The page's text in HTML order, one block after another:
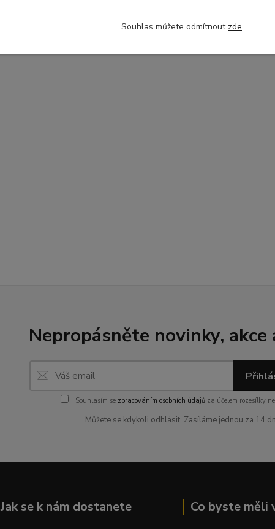
Nepropásněte novinky, akce
Souhlasím se zpracováním osobních údajůza účelem rozesílky
Můžete se kdykoli odhlásit. Zasíláme jednou za 14
Jak se k nám dostanete Co byste měli
Souhlas můžete odmítnout zde.